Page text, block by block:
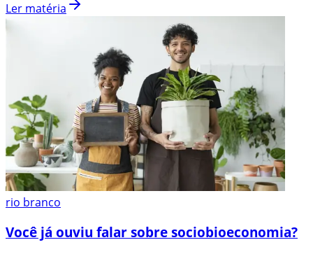
Ler matéria
rio branco
Você já ouviu falar sobre sociobioeconomia?